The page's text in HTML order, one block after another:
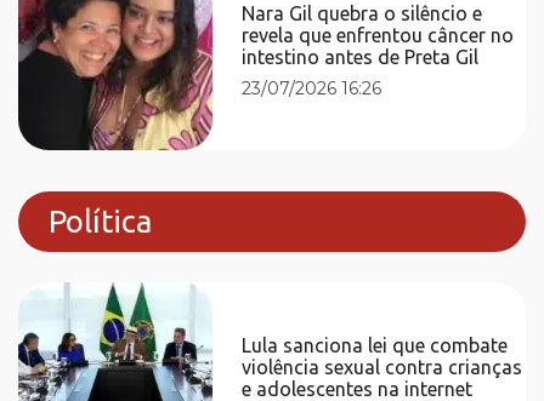
Nara Gil quebra o silêncio e
revela que enfrentou câncer no
intestino antes de Preta Gil
23/07/2026 16:26
Política
Lula sanciona lei que combate
violência sexual contra crianças
e adolescentes na internet